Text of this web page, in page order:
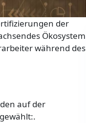
der
Ökosystem
während des
auf der